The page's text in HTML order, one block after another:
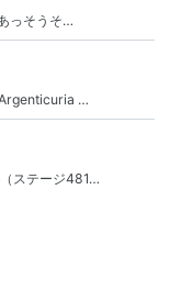
っそうそ…
Argenticuria …
ステージ481…